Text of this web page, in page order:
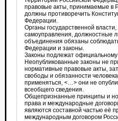
правовые акты, принимаемые в
должны противоречить
Федерации.
Органы государственной
самоуправления, должностные
объединения обязаны
Федерации и законы.
Законы подлежат официальному
Неопубликованные законы не
нормативные правовые акты,
свободы и обязанности
применяться, <…> они не
всеобщего сведения.
Общепризнанные принципы и
права и международные
являются составной частью её
международным договором